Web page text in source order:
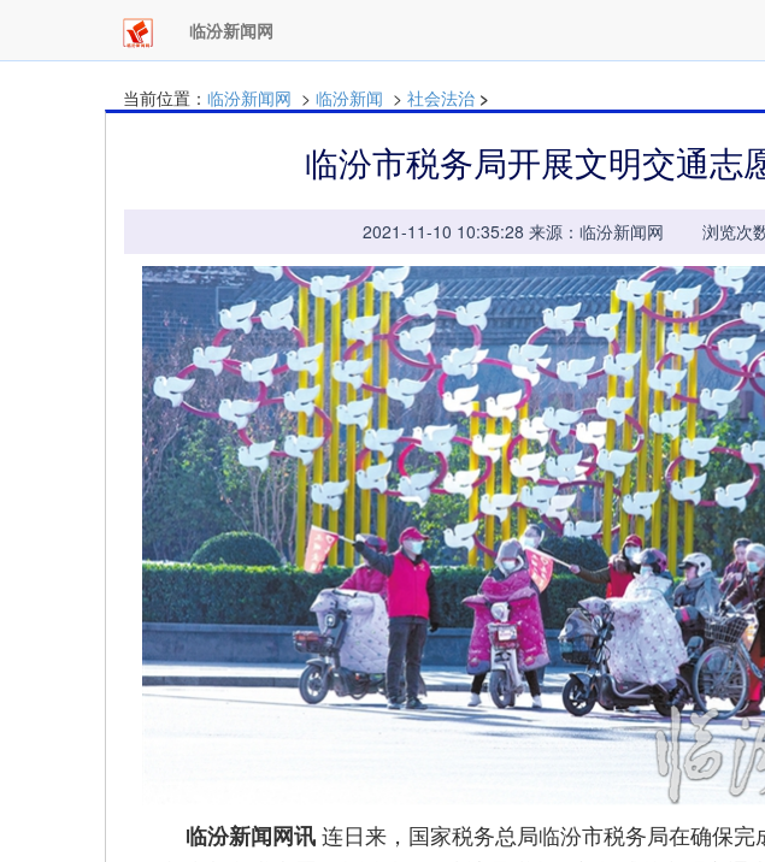
临汾新闻网
当前位置： 临汾新闻网 > 临汾新闻 > 社会法治 >
临汾市税务局开展文明交通志
2021-11-10 10:35:28 来源：临汾新闻网 浏览次
临汾新闻网讯连日来，国家税务总局临汾市税务局在确保完